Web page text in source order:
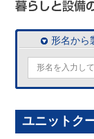
形名から
ユニットク